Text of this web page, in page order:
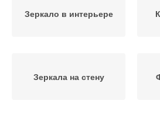
Зеркало в интерьере
Зеркала на стену